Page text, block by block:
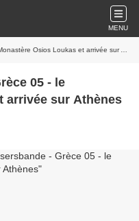
MENU
Osios Loukas et arrivée sur Athènes
05 - le
arrivée sur Athènes